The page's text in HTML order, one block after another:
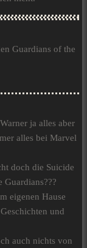
Guardians of the
ja alles aber
alles bei Marvel
doch die Suicide
eigenen Hause
und
auch nichts von